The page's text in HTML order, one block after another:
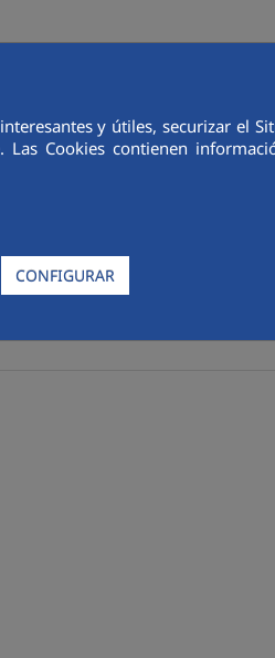
y útiles, securizar el
Cookies contienen
CONFIGURAR
Ética e Integridade